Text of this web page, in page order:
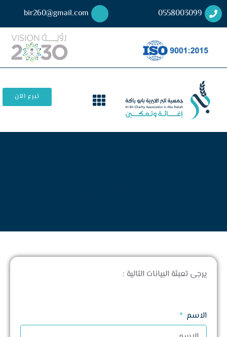
0558003099
bir260@gmail.com
تبرع الآن
يرجى تعبئة البيانات التالية :
الاسم